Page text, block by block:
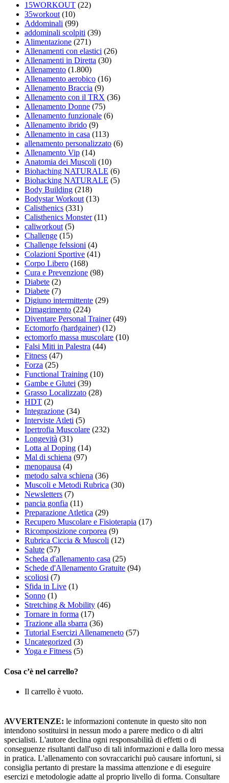
15WORKOUT (22)
35workout(10)
Addominali (99)
addominali scolpiti (39)
Alimentazione (271)
Allenamenti con elastici (26)
Allenamenti in Diretta (30)
Allenamento (1.800)
Allenamento aerobico (16)
Allenamento Braccia (9)
Allenamento con il TRX (36)
Allenamento Donne (75)
Allenamento funzionale (6)
Allenamento ibrido (9)
Allenamento in casa (113)
allenamento personalizzato (6)
Allenamento Vip (14)
Anatomia dei Muscoli (10)
Biohaching NATURALE (6)
Biohacking NATURALE (5)
Body Building (218)
Bodystar Workout(13)
Calisthenics (331)
Calisthenics Monster(11)
caliworkout(5)
Challenge (15)
Challenge felssioni (4)
Colazioni Sportive (41)
Corpo Libero (168)
Cura e Prevenzione (98)
Diabete (2)
Diabete (7)
Digiuno intermittente (29)
Dimagrimento (224)
Diventare Personal Trainer(49)
Ectomorfo (hardgainer) (12)
ectomorfo massa muscolare (10)
Falsi Miti in Palestra (44)
Fitness (47)
Forza (25)
Functional Training (10)
Gambe e Glutei (39)
Grasso Localizzato (28)
HDT (2)
Integrazione (34)
Interviste Atleti (5)
Ipertrofia Muscolare (232)
Longevità (31)
Lotta al Doping (14)
Mal di schiena (97)
menopausa (4)
metodo salva schiena (36)
Muscoli e Metodi Rubrica (30)
Newsletters (7)
pancia gonfia (11)
Preparazione Atletica (29)
Recupero Muscolare e Fisioterapia (17)
Ricomposizione corporea (9)
Rubrica Ciccia & Muscoli (12)
Salute (57)
Scheda d'allenamento casa (25)
Schede d'Allenamento Gratuite (94)
scoliosi (7)
Sfida in Live (1)
Sonno (1)
Stretching & Mobility (46)
Tornare in forma (17)
Trazione alla sbarra (36)
Tutorial Esercizi Allenameneto (57)
Uncategorized (3)
Yoga e Fitness (5)
Cosa c’è nel carrello?
Il carrello è vuoto.
AVVERTENZE: le informazioni contenute in questo sito non
intendono sostituirsi in nessun modo a parere medico o di altri
specialisti. L'autore declina ogni responsabilità di effetti o di
conseguenze risultanti dall'uso di tali informazioni e dalla loro messa
in pratica. L'allenamento con sovraccarichi può causare infortuni, si
consiglia pertanto di prestare la massima attenzione e di eseguire
esercizi e metodologie adatte al proprio livello di forma. Consultare